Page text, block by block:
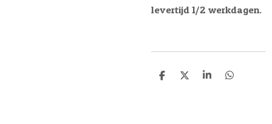
levertijd 1/2 werkdagen.
D
D
S
D